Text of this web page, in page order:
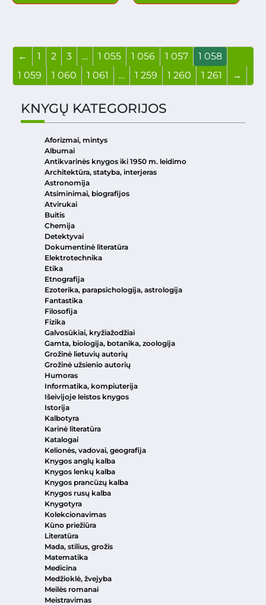
← 1 2 3 … 1 055 1 056 1 057
1 058
1 059
1 060 1 061 … 1 259 1 260 1 261 →
KNYGŲ KATEGORIJOS
Aforizmai, mintys
Albumai
Antikvarinės knygos iki 1950 m. leidimo
Architektūra, statyba, interjeras
Astronomija
Atsiminimai, biografijos
Atvirukai
Buitis
Chemija
Detektyvai
Dokumentinė literatūra
Elektrotechnika
Etika
Etnografija
Ezoterika, parapsichologija, astrologija
Fantastika
Filosofija
Fizika
Galvosūkiai, kryžiažodžiai
Gamta, biologija, botanika, zoologija
Grožinė lietuvių autorių
Grožinė užsienio autorių
Humoras
Informatika, kompiuterija
Išeivijoje leistos knygos
Istorija
Kalbotyra
Karinė literatūra
Katalogai
Kelionės, vadovai, geografija
Knygos anglų kalba
Knygos lenkų kalba
Knygos prancūzų kalba
Knygos rusų kalba
Knygotyra
Kolekcionavimas
Kūno priežiūra
Literatūra
Mada, stilius, grožis
Matematika
Medicina
Medžioklė, žvejyba
Meilės romanai
Meistravimas